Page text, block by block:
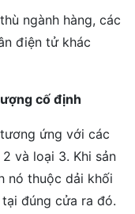
ngành hàng, các
điện tử khác
cố định
ứng với các
và loại 3. Khi sản
nó thuộc dải khối
đúng cửa ra đó.